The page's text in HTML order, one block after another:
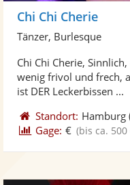
Chi Chi Cherie
Tänzer, Burlesque
Chi Chi Cherie,
wenig frivol und frech,
ist DER Leckerbissen ...
Standort: Hamburg
Gage: € (bis ca.